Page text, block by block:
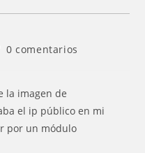
0 comentarios
la imagen de
el ip público en mi
por un módulo